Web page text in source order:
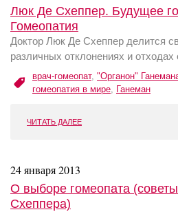
Люк Де Схеппер. Будущее
Гомеопатия
Доктор Люк Де Схеппер делится
различных отклонениях и отходах
врач-гомеопат, "Органон"
гомеопатия в мире, Ганеман
ЧИТАТЬ ДАЛЕЕ
24 января 2013
О выборе гомеопата
Схеппера)